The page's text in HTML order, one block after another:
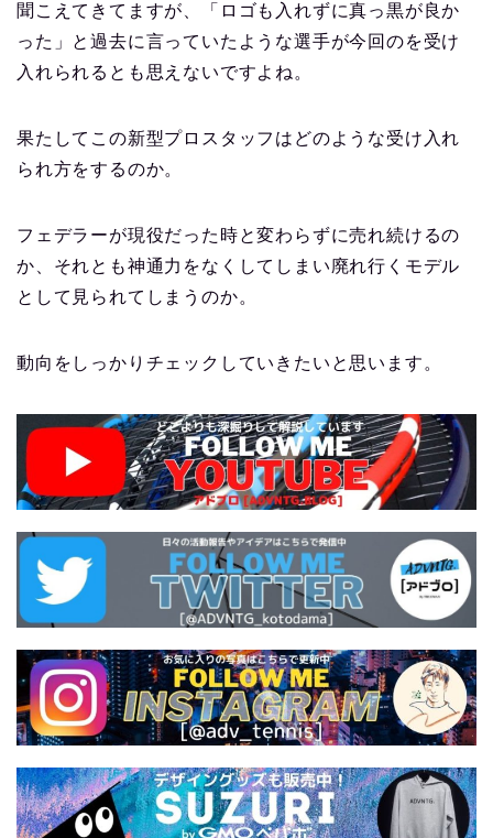
聞こえてきてますが、「ロゴも入れずに真っ黒が良か
った」と過去に言っていたような選手が今回のを受け
入れられるとも思えないですよね。
果たしてこの新型プロスタッフはどのような受け入れ
られ方をするのか。
フェデラーが現役だった時と変わらずに売れ続けるの
か、それとも神通力をなくしてしまい廃れ行くモデル
として見られてしまうのか。
動向をしっかりチェックしていきたいと思います。